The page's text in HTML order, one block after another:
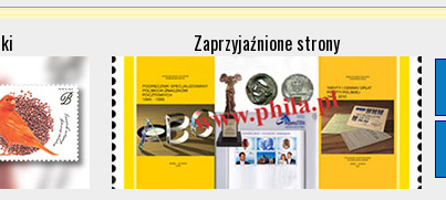
Zaprzyjaźnione strony